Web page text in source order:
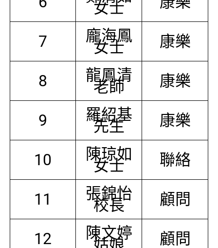
女士
7 龐海鳳
女士 康樂
8 龍鳳清
老師 康樂
9 羅紹基
先生 康樂
10 陳琼如
女士 聯絡
11 張錦怡
校長 顧問
12 陳文婷 顧問